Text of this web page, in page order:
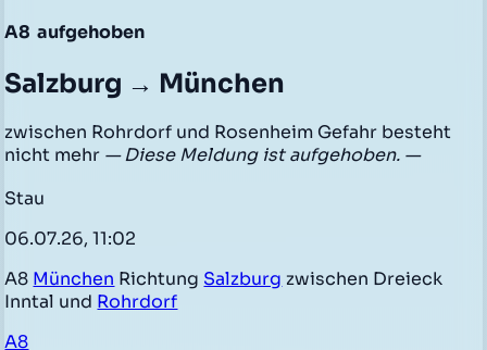
A8 aufgehoben
Salzburg → München
zwischen Rohrdorf und Rosenheim Gefahr besteht
nicht mehr — Diese Meldung ist aufgehoben. —
Stau
06.07.26, 11:02
A8 München Richtung Salzburg zwischen Dreieck
Inntal und Rohrdorf
A8